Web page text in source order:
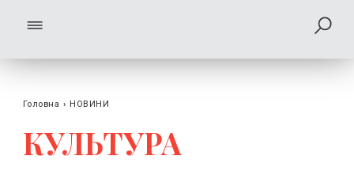
Головна › НОВИНИ
КУЛЬТУРА